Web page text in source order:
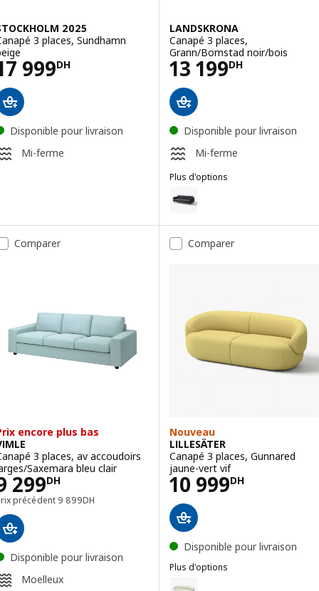
2025
3 places, Sundhamn
999DH
17999DH
Disponible pour livraison
Mi-ferme
LANDSKRONA
Canapé 3 places,
Grann/Bomstad noir/bois
13 199DH
Prix 13199DH
Disponible pour livraison
Mi-ferme
Plus d'options
Option : LANDSKRONA,
Option : LANDSKRONA,
Comparer
encore plus bas
3 places, av accoudoirs
Saxemara bleu clair
299DH
9299DH
précédent 9 899DH
Prix précédent 9899DH
Disponible pour livraison
Moelleux
Comparer
Nouveau
LILLESÄTER
Canapé 3 places, Gunnared
jaune-vert vif
10 999DH
Prix 10999DH
Disponible pour livraison
Plus d'options
Option : LILLESÄTER, Canapé